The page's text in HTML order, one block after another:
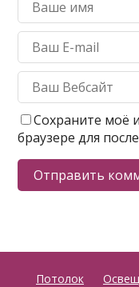
Сохраните моё
браузере для
Потолок